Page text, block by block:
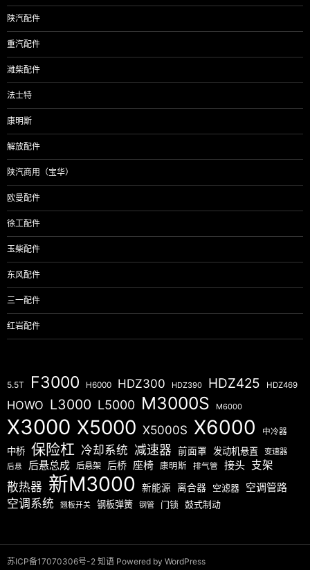
陕汽配件
重汽配件
潍柴配件
法士特
康明斯
解放配件
陕汽商用（宝华）
欧曼配件
徐工配件
玉柴配件
东风配件
三一配件
红岩配件
5.5T F3000 H6000 HDZ300 HDZ390 HDZ425 HDZ469
HOWO L3000 L5000 M3000S M6000
X3000 X5000 X5000S X6000 中冷器
中桥 保险杠 冷却系统 减速器 前面罩 发动机悬置 变速器
后悬 后悬总成 后悬架 后桥 座椅 康明斯 排气管 接头 支架
散热器 新M3000 新能源 离合器 空滤器 空调管路
空调系统 翘板开关 钢板弹簧 钢管 门锁 鼓式制动
苏ICP备17070306号-2 知语 Powered by WordPress